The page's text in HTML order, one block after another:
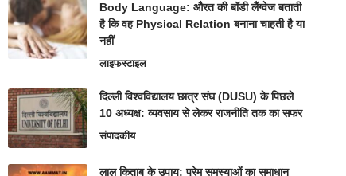
Body Language: औरत की बॉडी लैंग्वेज बताती
है कि वह Physical Relation बनाना चाहती है या
नहीं
लाइफस्टाइल
दिल्ली विश्वविद्यालय छात्र संघ (DUSU) के पिछले
10 अध्यक्ष: व्यवसाय से लेकर राजनीति तक का सफर
संपादकीय
लाल किताब के उपाय: प्रेम समस्याओं का समाधान